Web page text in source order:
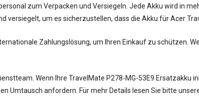
zum Verpacken und Versiegeln. Jede Akku wird in
versiegelt, um es sicherzustellen, dass die Akku für Acer
Zahlungslösung, um Ihren Einkauf zu schützen.
Wenn Ihre TravelMate P278-MG-53E9
Umtausch anfordern. Für mehr Details lesen Sie bitte